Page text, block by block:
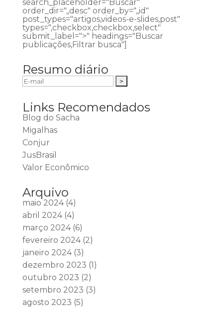
search_placeholder="Buscar"
order_dir=",,desc" order_by=",,id"
post_types="artigos,videos-e-slides,post"
types=",checkbox,checkbox,select"
submit_label=">" headings="Buscar
publicações,Filtrar busca"]
Resumo diário
Links Recomendados
Blog do Sacha
Migalhas
Conjur
JusBrasil
Valor Econômico
Arquivo
maio 2024(4)
abril 2024(4)
março 2024(6)
fevereiro 2024(2)
janeiro 2024(3)
dezembro 2023 (1)
outubro 2023 (2)
setembro 2023 (3)
agosto 2023 (5)